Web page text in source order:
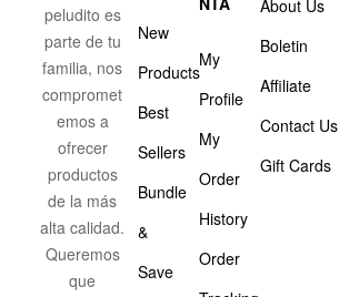
peludito es
parte de tu
familia, nos
compromet
emos a
ofrecer
productos
de la más
alta calidad.
Queremos
que
New
Products
Best
Sellers
Bundle
&
Save
My
Profile
My
Order
History
Order
About Us
Boletin
Affiliate
Contact Us
Gift Cards